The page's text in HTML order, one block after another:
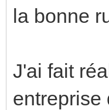
la bonne
J'ai fait
entreprise